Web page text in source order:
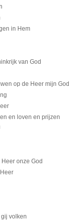
in Hem
van God
op de Heer mijn God
en loven en prijzen
onze God
volken